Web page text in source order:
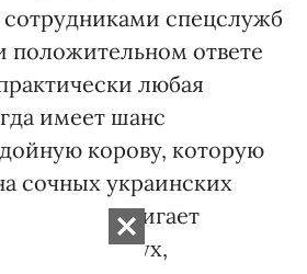
спецслужб
положительном ответе
любая
имеет шанс
корову, которую
сочных украинских
достигает
пастух,